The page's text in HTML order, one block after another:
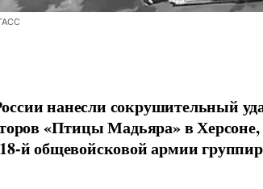
нанесли сокрушительный
«Птицы Мадьяра» в
й общевойсковой армии